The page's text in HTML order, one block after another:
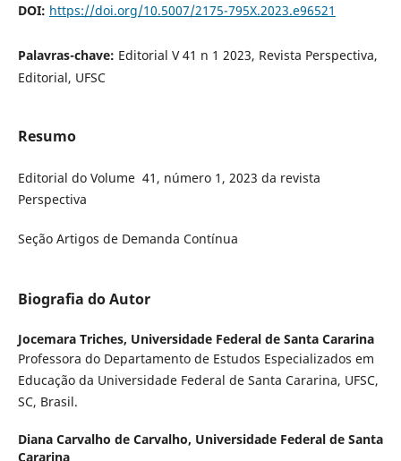
DOI: https://doi.org/10.5007/2175-795X.2023.e96521
Palavras-chave: Editorial V 41 n 1 2023, Revista Perspectiva,
Editorial, UFSC
Resumo
Editorial do Volume 41, número 1, 2023 da revista
Perspectiva
Seção Artigos de Demanda Contínua
Biografia do Autor
Jocemara Triches, Universidade Federal de Santa Cararina
Professora do Departamento de Estudos Especializados em
Educação da Universidade Federal de Santa Cararina, UFSC,
SC, Brasil.
Diana Carvalho de Carvalho, Universidade Federal de Santa
Cararina